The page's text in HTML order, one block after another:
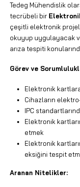
Tedeg Mühendislik
tecrübeli bir
çeşitli elektronik
okuyup uygulayacak
arıza tespiti
Görev ve
Elektronik
Cihazların
IPC
Elektronik
etmek
Elektronik
eksiğini tespit
Aranan Nitelikler: